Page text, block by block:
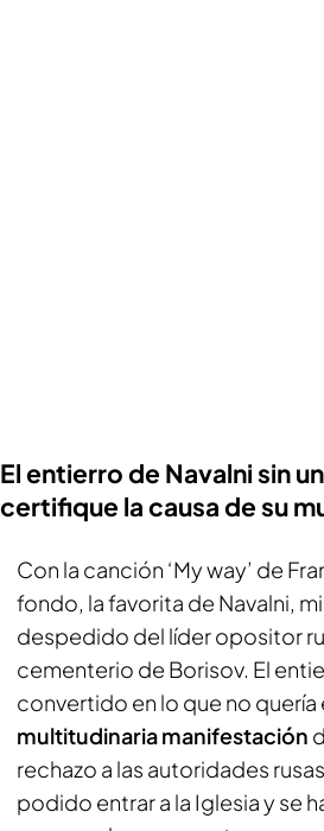
El entierro de Navalni sin
certifique la causa de su
Con la canción ‘My way’ de
fondo, la favorita de Navalni,
despedido del líder opositor
cementerio de Borisov. El
convertido en lo que no quería
multitudinaria manifestación
rechazo a las autoridades
podido entrar a la Iglesia y se